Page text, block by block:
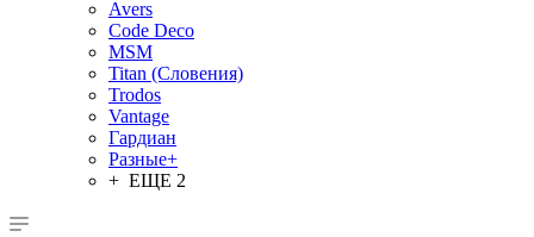
Avers
Code Deco
MSM
Titan (Словения)
Trodos
Vantage
Гардиан
Разные+
+ ЕЩЕ 2